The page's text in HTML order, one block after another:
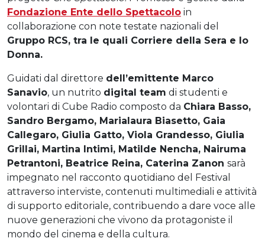
Fondazione Ente dello Spettacolo in
collaborazione con note testate nazionali del
Gruppo RCS, tra le quali Corriere della Sera e Io
Donna.
Guidati dal direttore dell’emittente Marco
Sanavio, un nutrito digital team di studenti e
volontari di Cube Radio composto da Chiara Basso,
Sandro Bergamo, Marialaura Biasetto, Gaia
Callegaro, Giulia Gatto, Viola Grandesso, Giulia
Grillai, Martina Intimi, Matilde Nencha, Nairuma
Petrantoni, Beatrice Reina, Caterina Zanon sarà
impegnato nel racconto quotidiano del Festival
attraverso interviste, contenuti multimediali e attività
di supporto editoriale, contribuendo a dare voce alle
nuove generazioni che vivono da protagoniste il
mondo del cinema e della cultura.